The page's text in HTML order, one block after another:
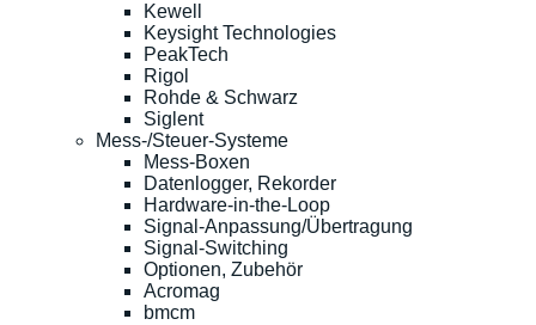
Kewell
Keysight Technologies
PeakTech
Rigol
Rohde & Schwarz
Siglent
Mess-/Steuer-Systeme
Mess-Boxen
Datenlogger, Rekorder
Hardware-in-the-Loop
Signal-Anpassung/Übertragung
Signal-Switching
Optionen, Zubehör
Acromag
bmcm